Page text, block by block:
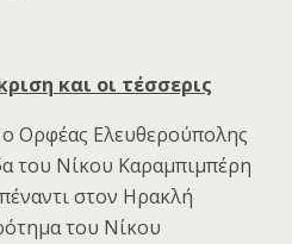
και οι τέσσερις
ο Ορφέας Ελευθερούπολης
του Νίκου Καραμπιμπέρη
στον Ηρακλή
του Νίκου